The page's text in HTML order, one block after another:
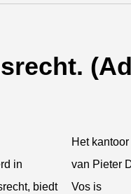
in
biedt
Het kantoor
van Pieter
Vos is